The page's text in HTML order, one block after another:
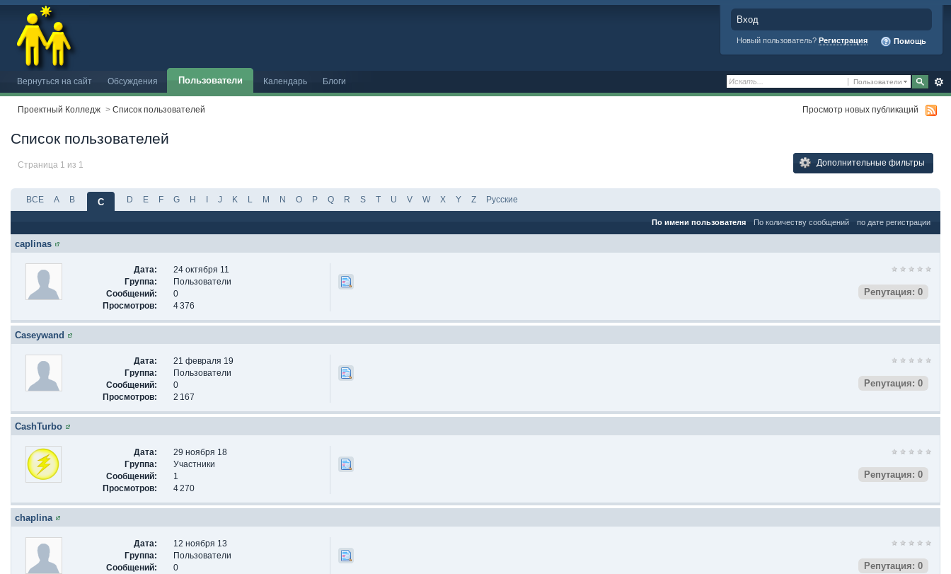
Вход
Новый пользователь? Регистрация Помощь
Пользователи
Вернуться на сайт Обсуждения Пользователи Календарь Блоги
Проектный Колледж > Список пользователей Просмотр новых публикаций
Список пользователей
Страница 1 из 1 Дополнительные фильтры
ВСЕ A B C D E F G H I J K L M N O P Q R S T U V W X Y Z Русские
По имени пользователя По количеству сообщений по дате регистрации
caplinas
Дата:
24 октября 11
Группа:
Пользователи
Сообщений:
0
Просмотров:
4 376
Репутация: 0
Caseywand
Дата:
21 февраля 19
Группа:
Пользователи
Сообщений:
0
Просмотров:
2 167
Репутация: 0
CashTurbo
Дата:
29 ноября 18
Группа:
Участники
Сообщений:
1
Просмотров:
4 270
Репутация: 0
chaplina
Дата:
12 ноября 13
Группа:
Пользователи
Сообщений:
0
Репутация: 0